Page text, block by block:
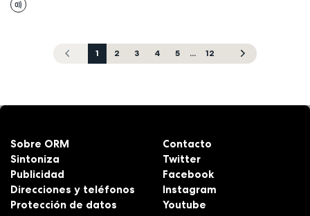
1 2 3 4 5 ... 12
Sobre ORM
Sintoniza
Publicidad
Direcciones y teléfonos
Protección de datos
Contacto
Twitter
Facebook
Instagram
Youtube